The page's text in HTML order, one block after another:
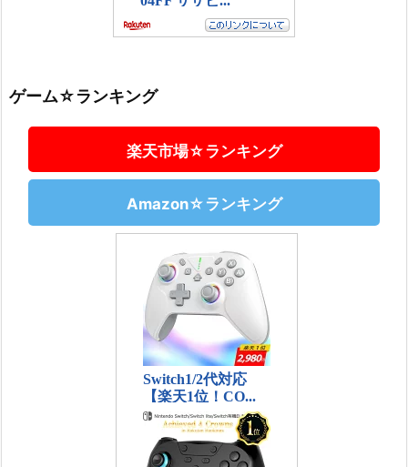
ゲーム☆ランキング
楽天市場☆ランキング
Amazon☆ランキング